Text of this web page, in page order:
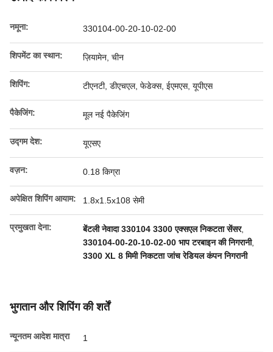
नमूना: 330104-00-20-10-02-00
शिपमेंट का स्थान: ज़ियामेन, चीन
शिपिंग: टीएनटी, डीएचएल, फेडेक्स, ईएमएस, यूपीएस
पैकेजिंग: मूल नई पैकेजिंग
उद्गम देश: यूएसए
वज़न: 0.18 किग्रा
अपेक्षित शिपिंग आयाम: 1.8x1.5x108 सेमी
प्रमुखता देना: बेंटली नेवादा 330104 3300 एक्सएल निकटता सेंसर,
330104-00-20-10-02-00 भाप टरबाइन की निगरानी,
3300 XL 8 मिमी निकटता जांच रेडियल कंपन निगरानी
भुगतान और शिपिंग की शर्तें
न्यूनतम आदेश मात्रा 1